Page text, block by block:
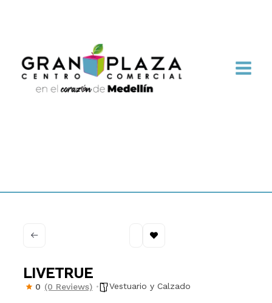
LIVETRUE
0 (0 Reviews) Vestuario y Calzado